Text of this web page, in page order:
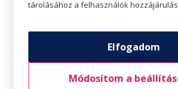
mint főidényben. Élvezzük
megérdemelt luxusban és
Egy kis
tárolásához a felhasználók
Elfogadom
Módosítom a